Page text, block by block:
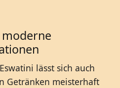
lässt sich auch
Getränken meisterhaft